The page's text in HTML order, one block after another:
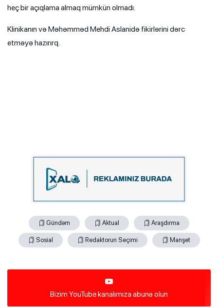
heç bir açıqlama almaq mümkün olmadı.
Klinikanın və Məhəmməd Mehdi Aslanidə fikirlərini dərc
etməyə hazırırq.
Gündəm Aktual Araşdırma
Sosial Redaktorun Seçimi Manşet
Bizim YouTube kanalımıza abunə olun